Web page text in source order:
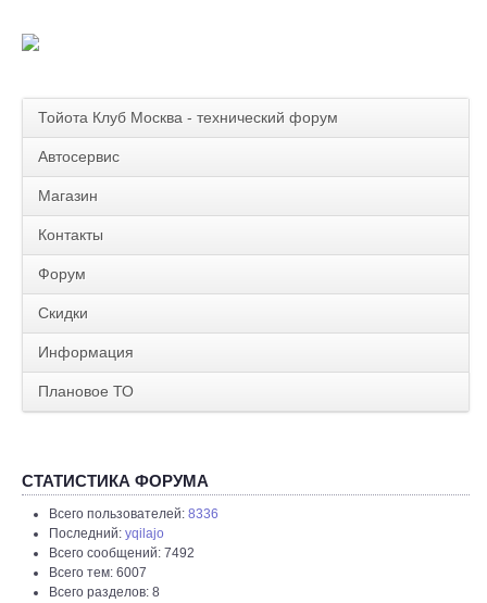
Тойота Клуб Москва - технический форум
Автосервис
Магазин
Контакты
Форум
Скидки
Информация
Плановое ТО
СТАТИСТИКА ФОРУМА
Всего пользователей: 8336
Последний: yqilajo
Всего сообщений: 7492
Всего тем: 6007
Всего разделов: 8